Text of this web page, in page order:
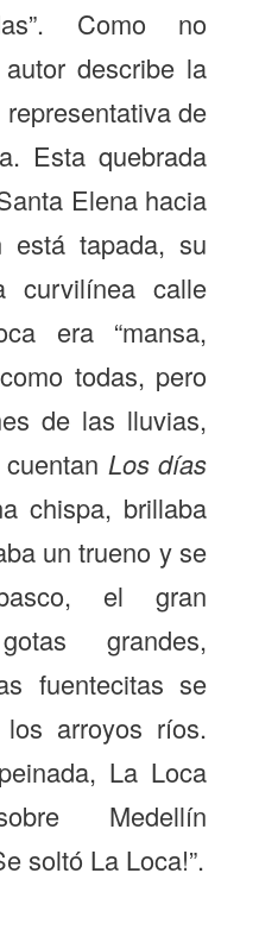
Como no
describe la
de
Esta quebrada
Elena hacia
tapada, su
curvilínea calle
era “mansa,
todas, pero
de las lluvias,
Los días
chispa, brillaba
un trueno y se
el gran
grandes,
fuentecitas se
arroyos ríos.
La Loca
Medellín
soltó La Loca!”.